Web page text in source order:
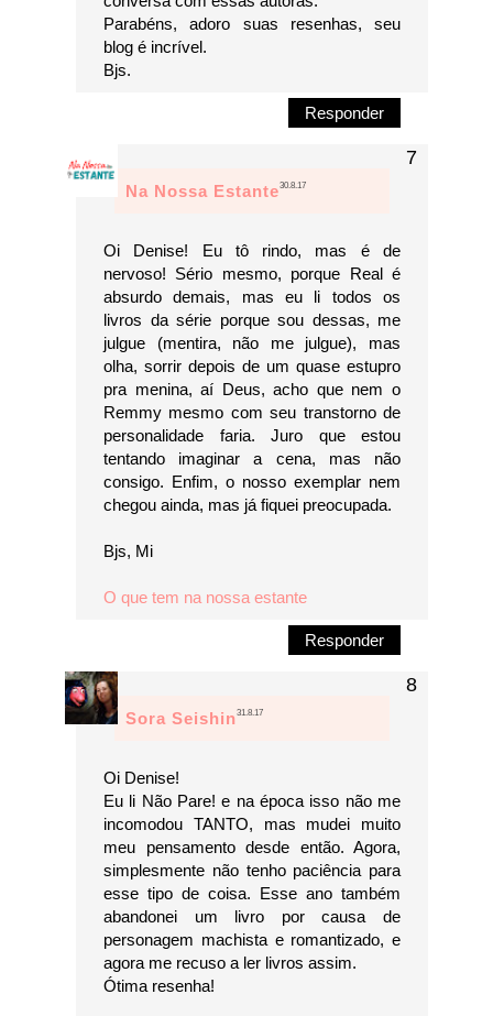
Parabéns, adoro suas resenhas, seu
blog é incrível.
Bjs.
Responder
Na Nossa Estante30.8.17
Oi Denise! Eu tô rindo, mas é de
nervoso! Sério mesmo, porque Real é
absurdo demais, mas eu li todos os
livros da série porque sou dessas, me
julgue (mentira, não me julgue), mas
olha, sorrir depois de um quase estupro
pra menina, aí Deus, acho que nem o
Remmy mesmo com seu transtorno de
personalidade faria. Juro que estou
tentando imaginar a cena, mas não
consigo. Enfim, o nosso exemplar nem
chegou ainda, mas já fiquei preocupada.
Bjs, Mi
O que tem na nossa estante
Responder
Sora Seishin31.8.17
Oi Denise!
Eu li Não Pare! e na época isso não me
incomodou TANTO, mas mudei muito
meu pensamento desde então. Agora,
simplesmente não tenho paciência para
esse tipo de coisa. Esse ano também
abandonei um livro por causa de
personagem machista e romantizado, e
agora me recuso a ler livros assim.
Ótima resenha!